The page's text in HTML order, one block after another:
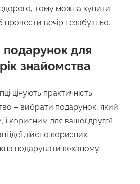
тому можна купити
провести вечір незабутньо.
для
знайомства
цінують практичність.
– вибрати подарунок, який
корисним для вашої другої
ідеї дійсно корисних
подарувати коханому